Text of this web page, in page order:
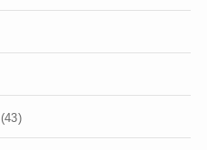
(43)